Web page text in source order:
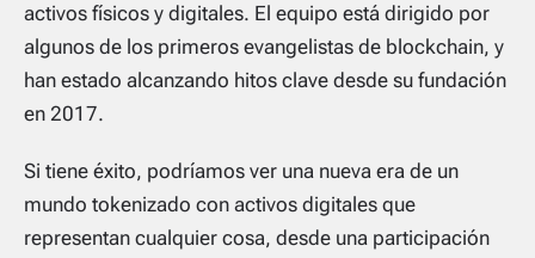
activos físicos y digitales. El equipo está dirigido por
algunos de los primeros evangelistas de blockchain, y
han estado alcanzando hitos clave desde su fundación
en 2017.
Si tiene éxito, podríamos ver una nueva era de un
mundo tokenizado con activos digitales que
representan cualquier cosa, desde una participación